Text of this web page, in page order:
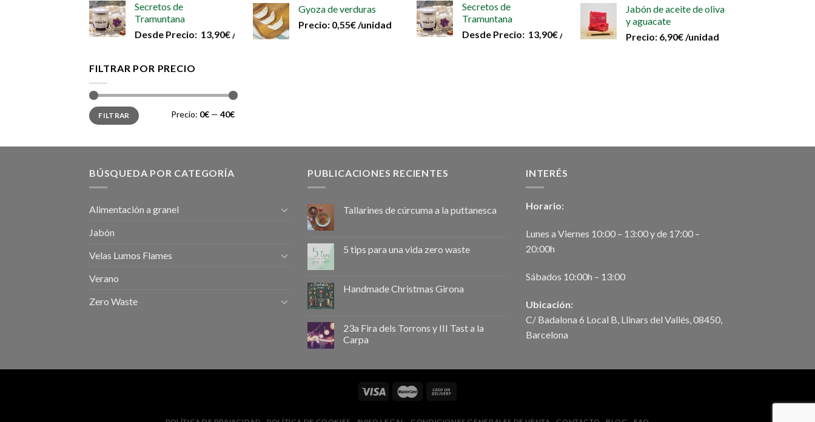
Secretos de
Tramuntana
Desde Precio: 13,90€/unidad
Gyoza de verduras
Precio: 0,55€/unidad
Secretos de
Tramuntana
Desde Precio: 13,90€/unidad
Jabón de aceite de oliva
y aguacate
Precio: 6,90€/unidad
FILTRAR POR PRECIO
Precio
mínimo
Precio
máximo
FILTRAR Precio: 0€ — 40€
BÚSQUEDA POR CATEGORÍA
Alimentación a granel
Jabón
Velas Lumos Flames
Verano
Zero Waste
PUBLICACIONES RECIENTES
Tallarines de cúrcuma a la puttanesca
5 tips para una vida zero waste
Handmade Christmas Girona
23a Fira dels Torrons y III Tast a la
Carpa
INTERÉS
Horario:
Lunes a Viernes 10:00 – 13:00 y de 17:00 –
20:00h
Sábados 10:00h – 13:00
Ubicación:
C/ Badalona 6 Local B, Llinars del Vallés, 08450,
Barcelona